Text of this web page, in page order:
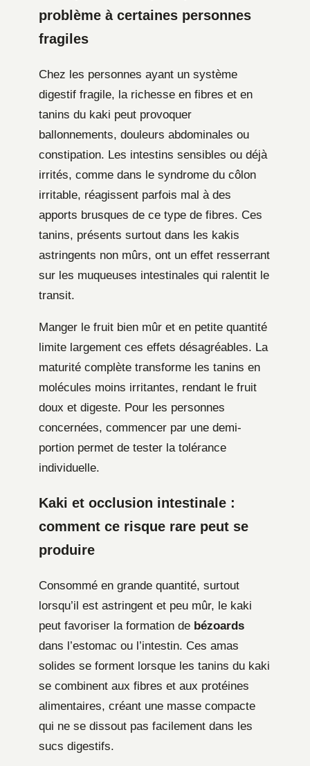
problème à certaines personnes
fragiles
Chez les personnes ayant un système
digestif fragile, la richesse en fibres et en
tanins du kaki peut provoquer
ballonnements, douleurs abdominales ou
constipation. Les intestins sensibles ou déjà
irrités, comme dans le syndrome du côlon
irritable, réagissent parfois mal à des
apports brusques de ce type de fibres. Ces
tanins, présents surtout dans les kakis
astringents non mûrs, ont un effet resserrant
sur les muqueuses intestinales qui ralentit le
transit.
Manger le fruit bien mûr et en petite quantité
limite largement ces effets désagréables. La
maturité complète transforme les tanins en
molécules moins irritantes, rendant le fruit
doux et digeste. Pour les personnes
concernées, commencer par une demi-
portion permet de tester la tolérance
individuelle.
Kaki et occlusion intestinale :
comment ce risque rare peut se
produire
Consommé en grande quantité, surtout
lorsqu’il est astringent et peu mûr, le kaki
peut favoriser la formation de bézoards
dans l’estomac ou l’intestin. Ces amas
solides se forment lorsque les tanins du kaki
se combinent aux fibres et aux protéines
alimentaires, créant une masse compacte
qui ne se dissout pas facilement dans les
sucs digestifs.